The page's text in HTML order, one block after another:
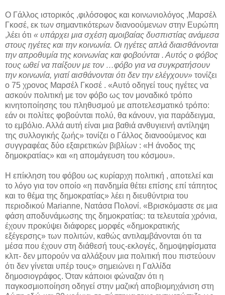
Ο Γάλλος ιστορικός ,φιλόσοφος και κοινωνιολόγος ,Μαρσέλ
Γκοσέ, εκ των σημαντικότερων διανοούμενων στην Ευρώπη
,λέει ότι « υπάρχει μια σχέση αμοιβαίας δυσπιστίας ανάμεσα
στους ηγέτες και την κοινωνία. Οι ηγέτες απλά διαισθάνονται
την απροθυμία της κοινωνίας και φοβούνται . Αυτός ο φόβος
τους ωθεί να παίξουν με τον …φόβο για να συγκρατήσουν
την κοινωνία, γιατί αισθάνονται ότι δεν την ελέγχουν» τονίζει
ο 75 χρονος Μαρσέλ Γκοσέ . «Αυτό οδηγεί τους ηγέτες να
ασκούν πολιτική με τον φόβο ως τον μοναδικό τρόπο
κινητοποίησης του πληθυσμού με αποτελεσματικό τρόπο:
εάν οι πολίτες φοβούνται πολύ, θα κάνουν, για παράδειγμα,
το εμβόλιο. Αλλά αυτή είναι μια βαθιά ανθυγιεινή αντίληψη
της συλλογικής ζωής» τονίζει ο Γάλλος διανοούμενος και
συγγραφέας δύο εξαιρετικών βιβλίων : «Η άνοδος της
δημοκρατίας» και «η απομάγευση του κόσμου».
Η επίκληση του φόβου ως κυρίαρχη πολιτική , αποτελεί και
το λόγο για τον οποίο «η πανδημία θέτει επίσης επί τάπητος
και το θέμα της δημοκρατίας» λέει η διευθύντρια του
περιοδικού Marianne, Νατάσα Πολονί. «Βρισκόμαστε σε μια
φάση αποδυνάμωσης της δημοκρατίας: τα τελευταία χρόνια,
έχουν προκύψει διάφορες μορφές «δημοκρατικής
εξέγερσης» των πολιτών, καθώς αντιλαμβάνονται ότι τα
μέσα που έχουν στη διάθεσή τους-εκλογές, δημοψηφίσματα
κλπ- δεν μπορούν να αλλάξουν μια πολιτική που πιστεύουν
ότι δεν γίνεται υπέρ τους» σημειώνει η Γαλλίδα
δημοσιογράφος. Όταν κάποιοι φώναζαν ότι η
παγκοσμιοποίηση οδηγεί στην μαζική αποβιομηχάνιση στη